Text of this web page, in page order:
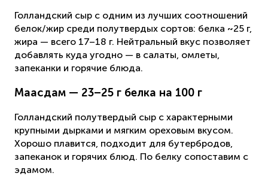
Голландский сыр с одним из лучших соотношений
белок/жир среди полутвердых сортов: белка ~25 г,
жира — всего 17–18 г. Нейтральный вкус позволяет
добавлять куда угодно — в салаты, омлеты,
запеканки и горячие блюда.
Маасдам — 23–25 г белка на 100 г
Голландский полутвердый сыр с характерными
крупными дырками и мягким ореховым вкусом.
Хорошо плавится, подходит для бутербродов,
запеканок и горячих блюд. По белку сопоставим с
эдамом.